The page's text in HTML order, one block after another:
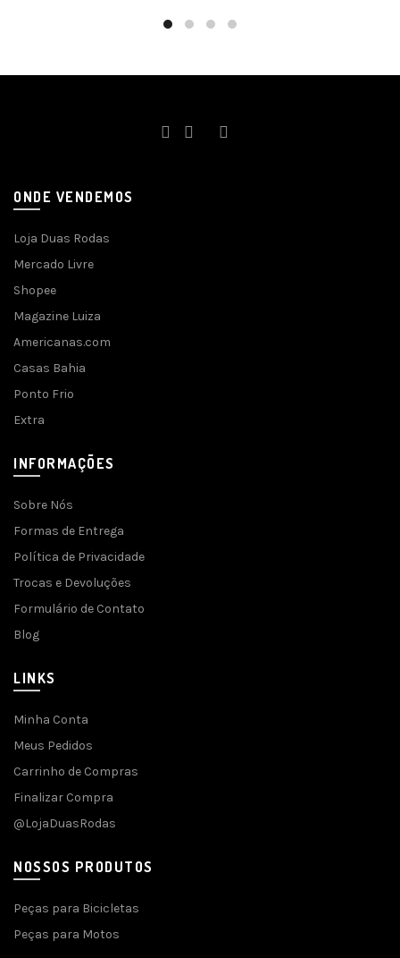
ONDE VENDEMOS
Loja Duas Rodas
Mercado Livre
Shopee
Magazine Luiza
Americanas.com
Casas Bahia
Ponto Frio
Extra
INFORMAÇÕES
Sobre Nós
Formas de Entrega
Política de Privacidade
Trocas e Devoluções
Formulário de Contato
Blog
LINKS
Minha Conta
Meus Pedidos
Carrinho de Compras
Finalizar Compra
@LojaDuasRodas
NOSSOS PRODUTOS
Peças para Bicicletas
Peças para Motos